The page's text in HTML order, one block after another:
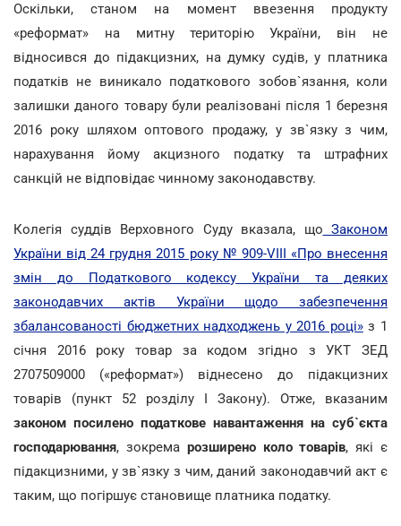
Оскільки, станом на момент ввезення продукту
«реформат» на митну територію України, він не
відносився до підакцизних, на думку судів, у платника
податків не виникало податкового зобов`язання, коли
залишки даного товару були реалізовані після 1 березня
2016 року шляхом оптового продажу, у зв`язку з чим,
нарахування йому акцизного податку та штрафних
санкцій не відповідає чинному законодавству.
Колегія суддів Верховного Суду вказала, що Законом
України від 24 грудня 2015 року № 909-VIII «Про внесення
змін до Податкового кодексу України та деяких
законодавчих актів України щодо забезпечення
збалансованості бюджетних надходжень у 2016 році»з 1
січня 2016 року товар за кодом згідно з УКТ ЗЕД
2707509000 («реформат») віднесено до підакцизних
товарів (пункт 52 розділу І Закону). Отже, вказаним
законом посилено податкове навантаження на суб`єкта
господарювання, зокрема розширено коло товарів, які є
підакцизними, у зв`язку з чим, даний законодавчий акт є
таким, що погіршує становище платника податку.